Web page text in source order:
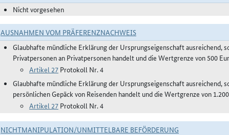
Nicht vorgesehen
AUSNAHMEN VOM PRÄFERENZNACHWEIS
Glaubhafte mündliche Erklärung der Ursprungseigenschaft ausreichend,
Privatpersonen an Privatpersonen handelt und die Wertgrenze von 500
Artikel 27 Protokoll Nr. 4
Glaubhafte mündliche Erklärung der Ursprungseigenschaft ausreichend,
persönlichen Gepäck von Reisenden handelt und die Wertgrenze von
Artikel 27 Protokoll Nr. 4
NICHTMANIPULATION/UNMITTELBARE BEFÖRDERUNG